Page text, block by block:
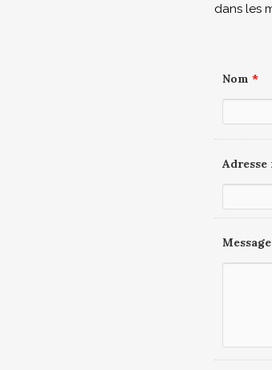
dans les
Nom *
Adresse
Message